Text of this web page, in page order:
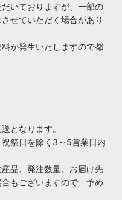
いておりますが、一部の
せていただく場合があり
が発生いたしますので都
となります。
祭日を除く3～5営業日内
品、発注数量、お届け先
もございますので、予め